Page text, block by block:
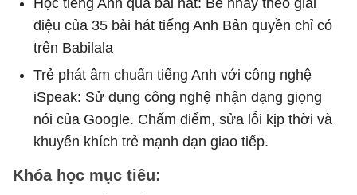
Học tiếng Anh qua bài hát: Bé nhảy theo giai
điệu của 35 bài hát tiếng Anh Bản quyền chỉ có
trên Babilala
Trẻ phát âm chuẩn tiếng Anh với công nghệ
iSpeak: Sử dụng công nghệ nhận dạng giọng
nói của Google. Chấm điểm, sửa lỗi kịp thời và
khuyến khích trẻ mạnh dạn giao tiếp.
Khóa học mục tiêu: